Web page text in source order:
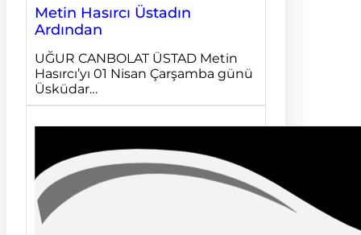
Metin Hasırcı Üstadın
Ardından
UĞUR CANBOLAT ÜSTAD Metin
Hasırcı’yı 01 Nisan Çarşamba günü
Üsküdar…